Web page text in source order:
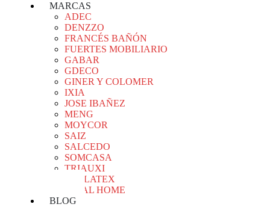
MARCAS
ADEC
DENZZO
FRANCÉS BAÑÓN
FUERTES MOBILIARIO
GABAR
GDECO
GINER Y COLOMER
IXIA
JOSE IBAÑEZ
MENG
MOYCOR
SAIZ
SALCEDO
SOMCASA
TRIAUXI
VALLATEX
VICAL HOME
BLOG